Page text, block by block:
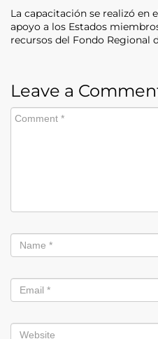
La capacitación se realizó en
apoyo a los Estados
recursos del Fondo Regional
Leave a